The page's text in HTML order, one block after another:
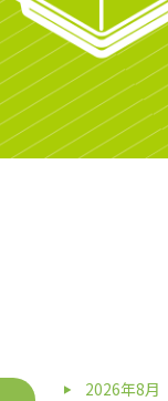
2026年8月